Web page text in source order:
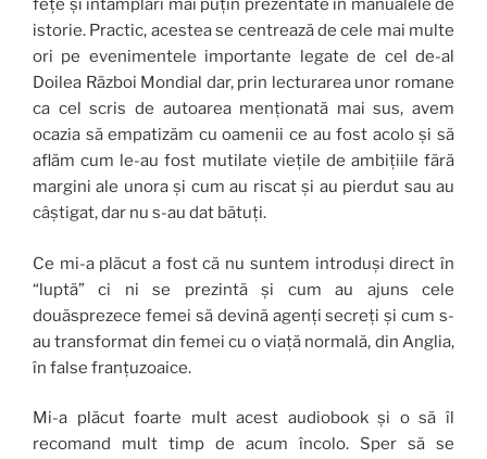
fețe și întâmplări mai puțin prezentate în manualele de
istorie. Practic, acestea se centrează de cele mai multe
ori pe evenimentele importante legate de cel de-al
Doilea Război Mondial dar, prin lecturarea unor romane
ca cel scris de autoarea menționată mai sus, avem
ocazia să empatizăm cu oamenii ce au fost acolo și să
aflăm cum le-au fost mutilate viețile de ambițiile fără
margini ale unora și cum au riscat și au pierdut sau au
câștigat, dar nu s-au dat bătuți.
Ce mi-a plăcut a fost că nu suntem introduși direct în
“luptă” ci ni se prezintă și cum au ajuns cele
douăsprezece femei să devină agenți secreți și cum s-
au transformat din femei cu o viață normală, din Anglia,
în false franțuzoaice.
Mi-a plăcut foarte mult acest audiobook și o să îl
recomand mult timp de acum încolo. Sper să se